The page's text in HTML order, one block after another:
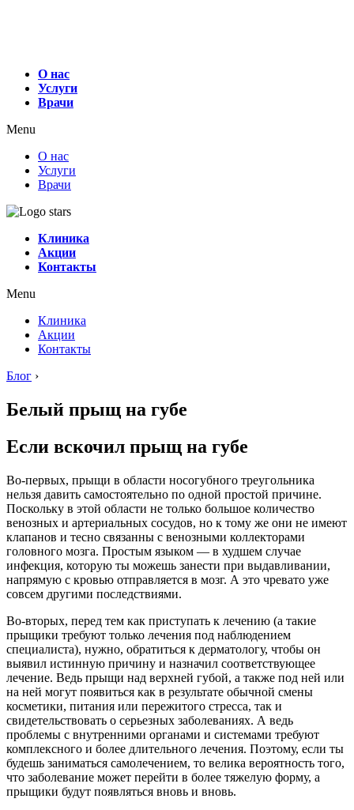
О нас
Услуги
Врачи
Menu
О нас
Услуги
Врачи
Клиника
Акции
Контакты
Menu
Клиника
Акции
Контакты
Блог ›
Белый прыщ на губе
Если вскочил прыщ на губе
Во-первых, прыщи в области носогубного треугольника
нельзя давить самостоятельно по одной простой причине.
Поскольку в этой области не только большое количество
венозных и артериальных сосудов, но к тому же они не имеют
клапанов и тесно связанны с венозными коллекторами
головного мозга. Простым языком — в худшем случае
инфекция, которую ты можешь занести при выдавливании,
напрямую с кровью отправляется в мозг. А это чревато уже
совсем другими последствиями.
Во-вторых, перед тем как приступать к лечению (а такие
прыщики требуют только лечения под наблюдением
специалиста), нужно, обратиться к дерматологу, чтобы он
выявил истинную причину и назначил соответствующее
лечение. Ведь прыщи над верхней губой, а также под ней или
на ней могут появиться как в результате обычной смены
косметики, питания или пережитого стресса, так и
свидетельствовать о серьезных заболеваниях. А ведь
проблемы с внутренними органами и системами требуют
комплексного и более длительного лечения. Поэтому, если ты
будешь заниматься самолечением, то велика вероятность того,
что заболевание может перейти в более тяжелую форму, а
прыщики будут появляться вновь и вновь.